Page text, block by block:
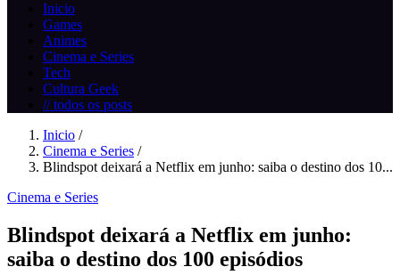
Inicio
Games
Animes
Cinema e Series
Tech
Cultura Geek
// todos os posts
Inicio /
Cinema e Series /
Blindspot deixará a Netflix em junho: saiba o destino dos 10...
Cinema e Series
Blindspot deixará a Netflix em junho:
saiba o destino dos 100 episódios